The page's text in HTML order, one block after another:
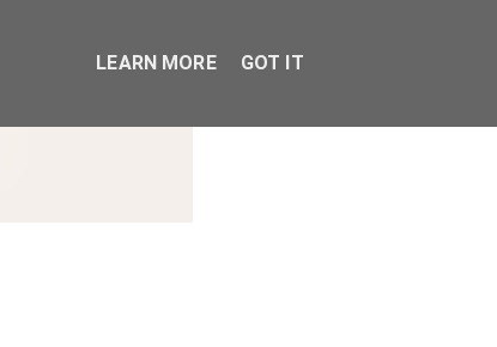
LEARN MORE GOT IT